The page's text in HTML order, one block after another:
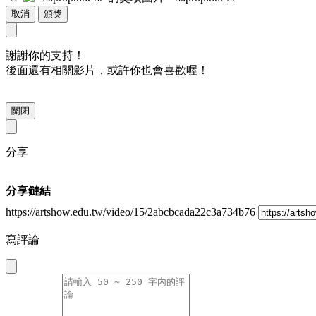
取消 頒獎
謝謝你的支持！
後面還有相關影片，或許你也會喜歡喔！
關閉
分享
分享鏈結
https://artshow.edu.tw/video/15/2abcbcada22c3a734b76
寫評論